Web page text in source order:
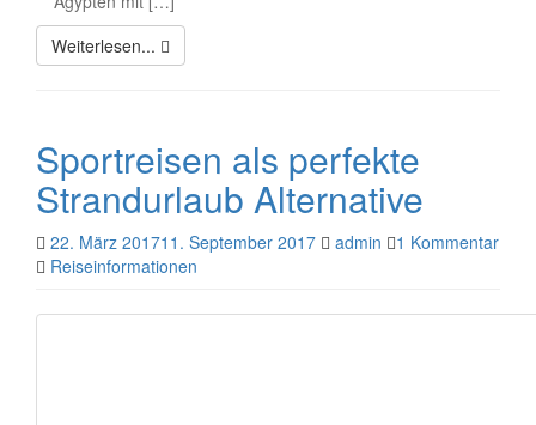
Weiterlesen...
Sportreisen als perfekte
Strandurlaub Alternative
22. März 201711. September 2017 admin
1 Kommentar
Reiseinformationen